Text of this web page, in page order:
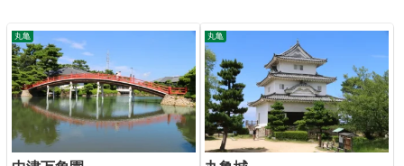
丸亀 丸亀